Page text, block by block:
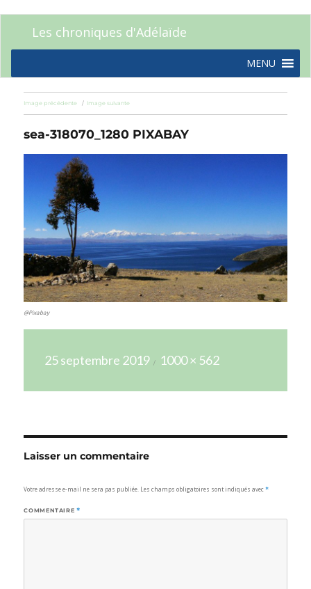
Les chroniques d'Adélaïde
MENU
Image précédente Image suivante
sea-318070_1280 PIXABAY
@Pixabay
le
25 septembre 2019
réelle
1000 × 562
Laisser un commentaire
Votre adresse e-mail ne sera pas publiée. Les champs obligatoires sont indiqués avec*
COMMENTAIRE *